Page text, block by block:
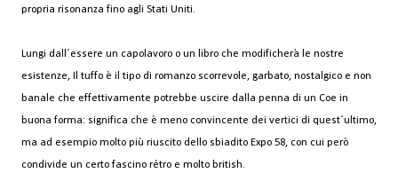
propria risonanza fino agli Stati Uniti.
Lungi dall´essere un capolavoro o un libro che modificherà le nostre
esistenze, Il tuffo è il tipo di romanzo scorrevole, garbato, nostalgico e non
banale che effettivamente potrebbe uscire dalla penna di un Coe in
buona forma: significa che è meno convincente dei vertici di quest´ultimo,
ma ad esempio molto più riuscito dello sbiadito Expo 58, con cui però
condivide un certo fascino rétro e molto british.